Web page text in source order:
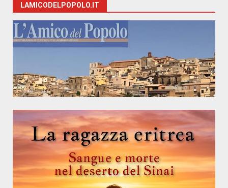
LAMICODELPOPOLO.IT